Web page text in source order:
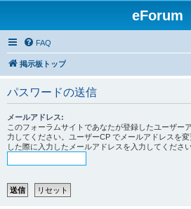
eForum
FAQ
掲示板トップ
パスワードの送信
メールアドレス:
このフォーラムサイトであなたが登録したユーザー
力してください。ユーザーCP でメールアドレスを
した際に入力したメールアドレスを入力してください